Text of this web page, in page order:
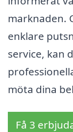
marknaden.
enklare
service, kan
möta dina
Få 3